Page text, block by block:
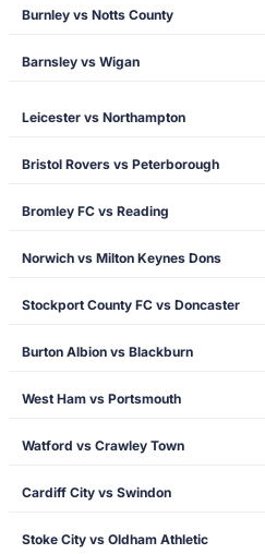
Burnley vs Notts County
Barnsley vs Wigan
Leicester vs Northampton
Bristol Rovers vs Peterborough
Bromley FC vs Reading
Norwich vs Milton Keynes Dons
Stockport County FC vs Doncaster
Burton Albion vs Blackburn
West Ham vs Portsmouth
Watford vs Crawley Town
Cardiff City vs Swindon
Stoke City vs Oldham Athletic